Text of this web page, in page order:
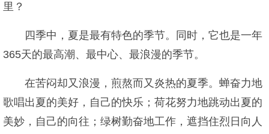
里？
四季中，夏是最有特色的季节。同时，它也是一年
365天的最高潮、最中心、最浪漫的季节。
在苦闷却又浪漫，煎熬而又炎热的夏季。蝉奋力地
歌唱出夏的美好，自己的快乐；荷花努力地跳动出夏的
美妙，自己的向往；绿树勤奋地工作，遮挡住烈日向人